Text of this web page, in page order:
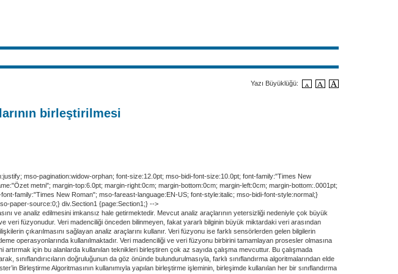
Yazı Büyüklüğü:
birleştirilmesi
mso-pagination:widow-orphan; font-size:12.0pt; mso-bidi-font-size:10.0pt; font-family:"Times New
metni"; margin-top:6.0pt; margin-right:0cm; margin-bottom:0cm; margin-left:0cm; margin-bottom:.0001pt;
family:"Times New Roman"; mso-fareast-language:EN-US; font-style:italic; mso-bidi-font-style:normal;}
paper-source:0;} div.Section1 {page:Section1;} -->
ve analiz edilmesini imkansız hale getirmektedir. Mevcut analiz araçlarının yetersizliği nedeniyle çok büyük
füzyonudur. Veri madenciliği önceden bilinmeyen, fakat yararlı bilginin büyük miktardaki veri arasından
çıkarılmasını sağlayan analiz araçlarını kullanır. Veri füzyonu ise farklı sensörlerden gelen bilgilerin
operasyonlarında kullanılmaktadır. Veri madenciliği ve veri füzyonu birbirini tamamlayan prosesler olmasına
artırmak için bu alanlarda kullanılan teknikleri birleştiren çok az sayıda çalışma mevcuttur. Bu çalışmada
sınıflandırıcıların doğruluğunun da göz önünde bulundurulmasıyla, farklı sınıflandırma algoritmalarından elde
Birleştirme Algoritmasının kullanımıyla yapılan birleştirme işleminin, birleşimde kullanılan her bir sınıflandırma